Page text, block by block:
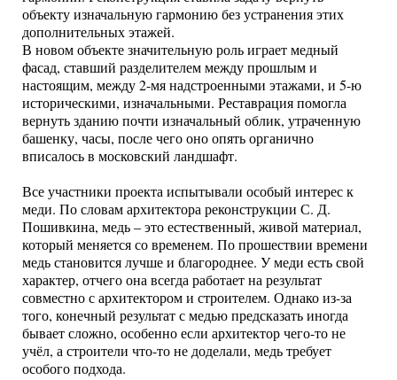
объекту изначальную гармонию без устранения этих
дополнительных этажей.
В новом объекте значительную роль играет медный
фасад, ставший разделителем между прошлым и
настоящим, между 2-мя надстроенными этажами, и 5-ю
историческими, изначальными. Реставрация помогла
вернуть зданию почти изначальный облик, утраченную
башенку, часы, после чего оно опять органично
вписалось в московский ландшафт.
Все участники проекта испытывали особый интерес к
меди. По словам архитектора реконструкции С. Д.
Пошивкина, медь – это естественный, живой материал,
который меняется со временем. По прошествии времени
медь становится лучше и благороднее. У меди есть свой
характер, отчего она всегда работает на результат
совместно с архитектором и строителем. Однако из-за
того, конечный результат с медью предсказать иногда
бывает сложно, особенно если архитектор чего-то не
учёл, а строители что-то не доделали, медь требует
особого подхода.